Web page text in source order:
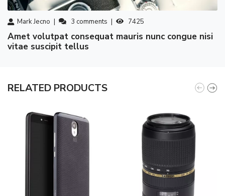
Mark Jecno 3 comments 7425
amet volutpat consequat mauris nunc congue nisi
vitae suscipit tellus
RELATED PRODUCTS